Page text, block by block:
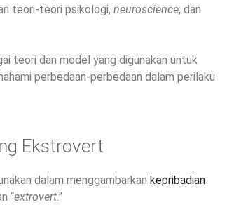
teori-teori psikologi, neuroscience, dan
teori dan model yang digunakan untuk
perbedaan-perbedaan dalam perilaku
Ekstrovert
dalam menggambarkan kepribadian
“extrovert.”